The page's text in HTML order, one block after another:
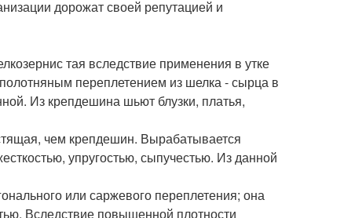
дорожат своей репутацией и
тая вследствие применения в утке
переплетением из шелка - сырца в
Из крепдешина шьют блузки, платья,
чем крепдешин. Вырабатывается
упругостью, сыпучестью. Из данной
или саржевого переплетения; она
Вследствие повышенной плотности